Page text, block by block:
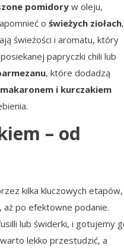
pomidory w oleju,
o świeżych ziołach,
świeżości i aromatu, który
papryczki chili lub
, które dodadzą
i kurczakiem
– od
kilka kluczowych etapów,
po efektowne podanie.
lub świderki, i gotujemy
lekko przestudzić, a